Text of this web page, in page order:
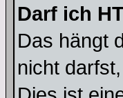
Darf ich
Das hängt
nicht